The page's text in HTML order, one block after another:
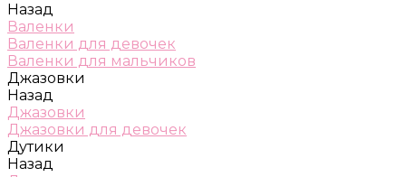
Назад
Валенки
Валенки для девочек
Валенки для мальчиков
Джазовки
Назад
Джазовки
Джазовки для девочек
Дутики
Назад